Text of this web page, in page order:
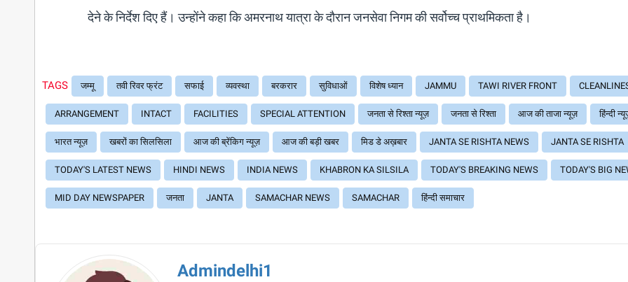
देने के निर्देश दिए हैं। उन्होंने कहा कि अमरनाथ यात्रा के दौरान जनसेवा निगम की सर्वोच्च प्राथमिकता है।
TAGS जम्मू तवी रिवर फ्रंट सफाई व्यवस्था बरकरार सुविधाओं विशेष ध्यान JAMMU TAWI RIVER FRONT
ARRANGEMENT INTACT FACILITIES SPECIAL ATTENTION जनता से रिश्ता न्यूज़ जनता से रिश्ता आज की ताजा न्यूज़ हिंन्दी
भारत न्यूज़ खबरों का सिलसिला आज की ब्रेंकिग न्यूज़ आज की बड़ी खबर मिड डे अख़बार JANTA SE RISHTA NEWS JANTA SE RISHTA
TODAY'S LATEST NEWS HINDI NEWS INDIA NEWS KHABRON KA SILSILA TODAY'S BREAKING NEWS TODAY'S BIG
MID DAY NEWSPAPER जनता JANTA SAMACHAR NEWS SAMACHAR हिंन्दी समाचार
Admindelhi1